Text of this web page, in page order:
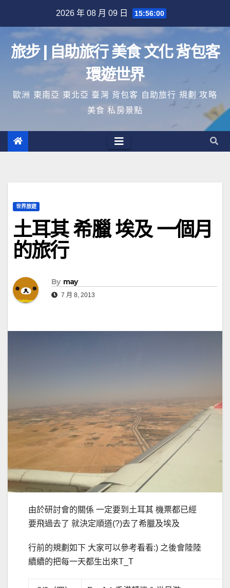
content
2026 年 08 月 09 日 15:56:00
旅步 | 自助旅行 美食 文化 背包客
環遊世界
歐洲 東南亞 東北亞 臺灣 背包客 自助旅行 規劃 攻略
美食 私房景點
世界旅遊
土耳其 希臘 埃及 一個月
的旅行
By may
7 月 8, 2013
由於研討會的關係 一定要到土耳其 機票都已經
要飛過去了 就決定順道(?)去了希臘及埃及
行前的規劃如下 大家可以參考看看:) 之後會陸陸
續續的把每一天都生出來T_T